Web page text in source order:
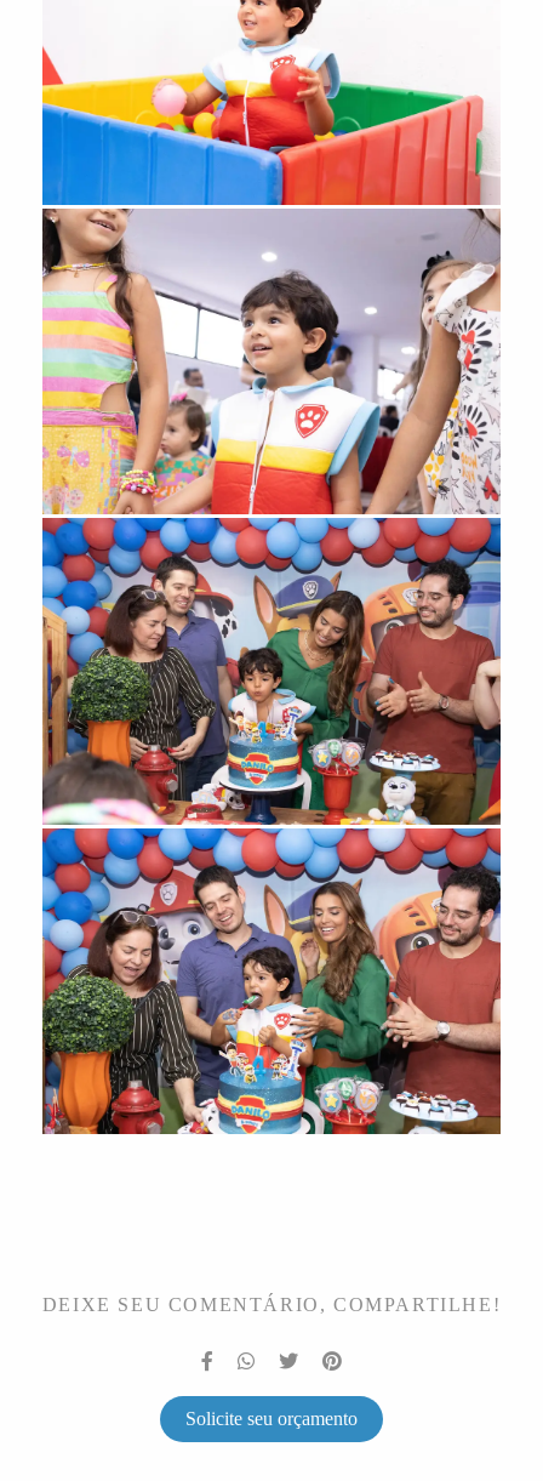
DEIXE SEU COMENTÁRIO, COMPARTILHE!
Solicite seu orçamento